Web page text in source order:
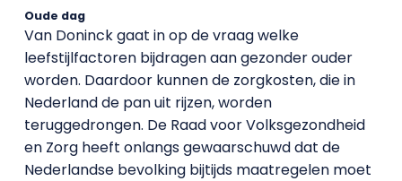
Oude dag
Van Doninck gaat in op de vraag welke
leefstijlfactoren bijdragen aan gezonder ouder
worden. Daardoor kunnen de zorgkosten, die in
Nederland de pan uit rijzen, worden
teruggedrongen. De Raad voor Volksgezondheid
en Zorg heeft onlangs gewaarschuwd dat de
Nederlandse bevolking bijtijds maatregelen moet